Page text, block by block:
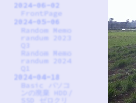
2024-06-02
FrontPage
2024-05-06
Random Memo
randum 2023
Q3
Random Memo
randum 2024
Q1
2024-04-18
Basic パソコ
ンの廃棄 HDD/